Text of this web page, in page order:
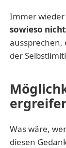
Immer
sowieso
aussprechen,
der
Was wäre,
diesen